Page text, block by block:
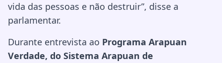
vida das pessoas e não destruir”, disse a
parlamentar.
Durante entrevista ao Programa Arapuan
Verdade, do Sistema Arapuan de